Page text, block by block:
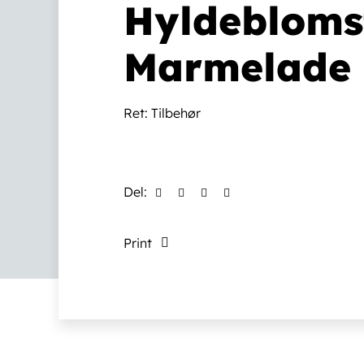
Marmelade
Ret: Tilbehør
Del:
Print